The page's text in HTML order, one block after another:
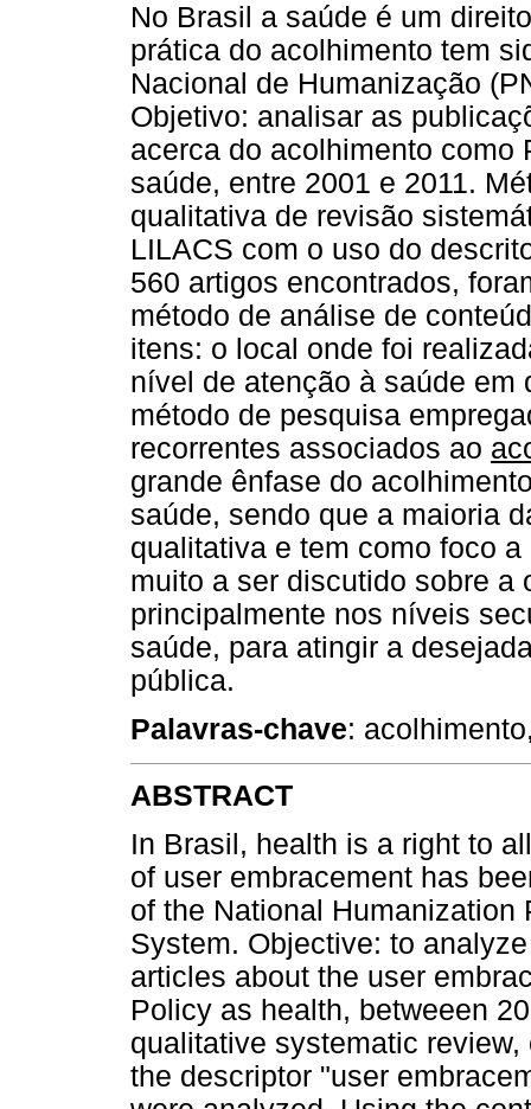
No Brasil a saúde é um
prática do acolhimento tem
Nacional de Humanização
Objetivo: analisar as
acerca do acolhimento
saúde, entre 2001 e 2011.
qualitativa de revisão
LILACS com o uso do
560 artigos encontrados,
método de análise de
itens: o local onde foi
nível de atenção à saúde
método de pesquisa
recorrentes associados ao
grande ênfase do
saúde, sendo que a maioria
qualitativa e tem como foco
muito a ser discutido sobre a
principalmente nos níveis
saúde, para atingir a
pública.
Palavras-chave:
ABSTRACT
In Brasil, health is a right to
of user embracement has
of the National Humanization
System. Objective: to
articles about the user
Policy as health, betweeen
qualitative systematic
the descriptor "user